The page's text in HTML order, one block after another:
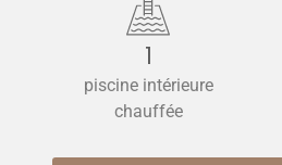
1
piscine intérieure
chauffée